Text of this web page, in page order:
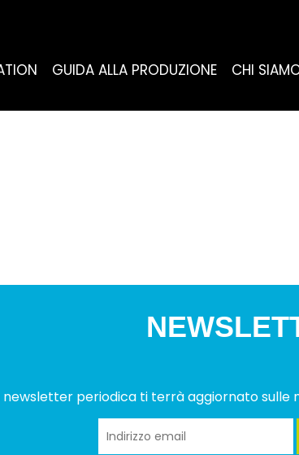
GUIDA ALLA PRODUZIONE CHI
newsletter periodica ti terrà aggiornato sulle